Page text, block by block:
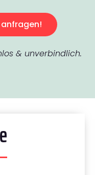
& unverbindlich.